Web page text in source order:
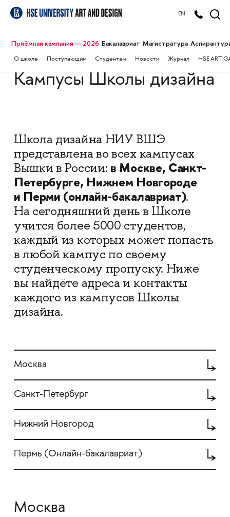
EN
Приёмная кампания — 2026 Бакалавриат Магистратура
О школе Поступающим Студентам Новости Журнал HSE ART
Кампусы Школы дизайна
Школа дизайна НИУ ВШЭ
представлена во всех кампусах
Вышки в России: в Москве, Санкт-
Петербурге, Нижнем Новгороде
и Перми (онлайн-бакалавриат).
На сегодняшний день в Школе
учится более 5000 студентов,
каждый из которых может попасть
в любой кампус по своему
студенческому пропуску. Ниже
вы найдёте адреса и контакты
каждого из кампусов Школы
дизайна.
Москва
Санкт-Петербург
Нижний Новгород
Пермь (Онлайн-бакалавриат)
Москва